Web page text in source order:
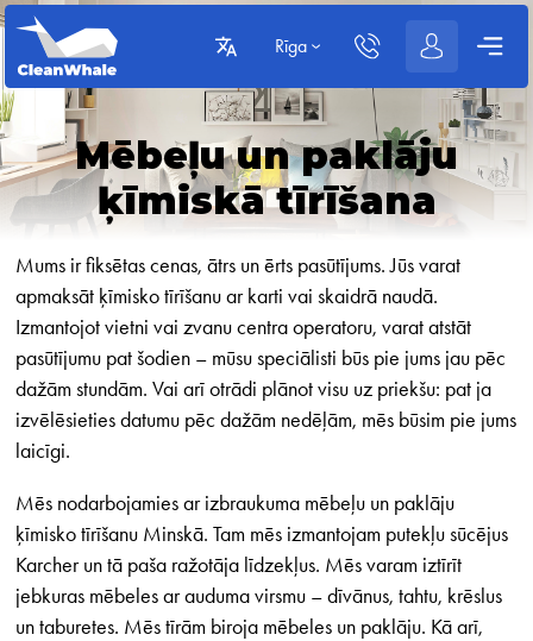
Rīga
Mēbeļu un paklāju
ķīmiskā tīrīšana
Mums ir fiksētas cenas, ātrs un ērts pasūtījums. Jūs varat
apmaksāt ķīmisko tīrīšanu ar karti vai skaidrā naudā.
Izmantojot vietni vai zvanu centra operatoru, varat atstāt
pasūtījumu pat šodien – mūsu speciālisti būs pie jums jau pēc
dažām stundām. Vai arī otrādi plānot visu uz priekšu: pat ja
izvēlēsieties datumu pēc dažām nedēļām, mēs būsim pie jums
laicīgi.
Mēs nodarbojamies ar izbraukuma mēbeļu un paklāju
ķīmisko tīrīšanu Minskā. Tam mēs izmantojam putekļu sūcējus
Karcher un tā paša ražotāja līdzekļus. Mēs varam iztīrīt
jebkuras mēbeles ar auduma virsmu – dīvānus, tahtu, krēslus
un taburetes. Mēs tīrām biroja mēbeles un paklāju. Kā arī,